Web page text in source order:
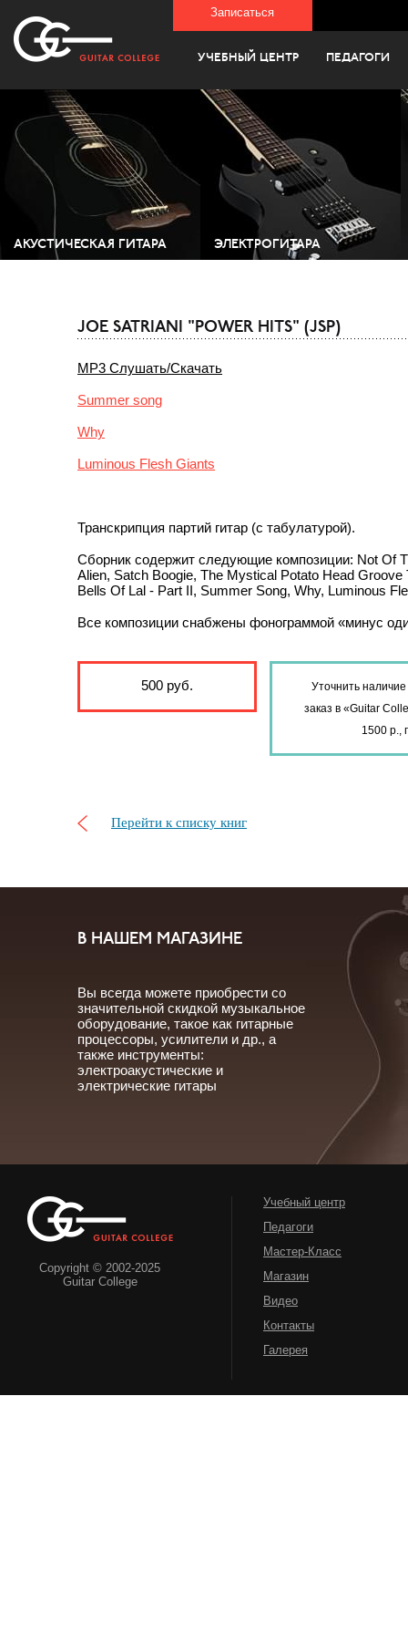
Записаться
УЧЕБНЫЙ ЦЕНТР ПЕДАГОГИ
АКУСТИЧЕСКАЯ ГИТАРА ЭЛЕКТРОГИТАРА
JOE SATRIANI "POWER HITS" (JSP)
MP3 Слушать/Скачать
Summer song
Why
Luminous Flesh Giants
Транскрипция партий гитар (с табулатурой).
Сборник содержит следующие композиции: Not Of
Alien, Satch Boogie, The Mystical Potato Head Groove
Bells Of Lal - Part II, Summer Song, Why, Luminous
Все композиции снабжены фонограммой «минус
500 руб.
Уточнить
заказ в «Guitar
1500 р.,
Перейти к списку книг
В НАШЕМ МАГАЗИНЕ
Вы всегда можете приобрести со
значительной скидкой музыкальное
оборудование, такое как гитарные
процессоры, усилители и др., а
также инструменты:
электроакустические и
электрические гитары
Copyright © 2002-2025
Guitar College
Учебный центр
Педагоги
Мастер-Класс
Магазин
Видео
Контакты
Галерея